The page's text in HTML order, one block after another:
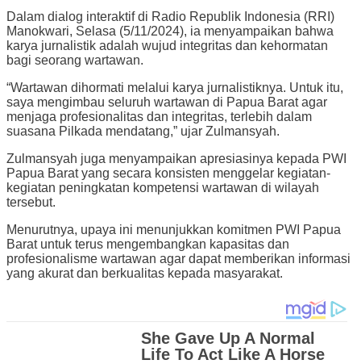
Dalam dialog interaktif di Radio Republik Indonesia (RRI)
Manokwari, Selasa (5/11/2024), ia menyampaikan bahwa
karya jurnalistik adalah wujud integritas dan kehormatan
bagi seorang wartawan.
“Wartawan dihormati melalui karya jurnalistiknya. Untuk itu,
saya mengimbau seluruh wartawan di Papua Barat agar
menjaga profesionalitas dan integritas, terlebih dalam
suasana Pilkada mendatang,” ujar Zulmansyah.
Zulmansyah juga menyampaikan apresiasinya kepada PWI
Papua Barat yang secara konsisten menggelar kegiatan-
kegiatan peningkatan kompetensi wartawan di wilayah
tersebut.
Menurutnya, upaya ini menunjukkan komitmen PWI Papua
Barat untuk terus mengembangkan kapasitas dan
profesionalisme wartawan agar dapat memberikan informasi
yang akurat dan berkualitas kepada masyarakat.